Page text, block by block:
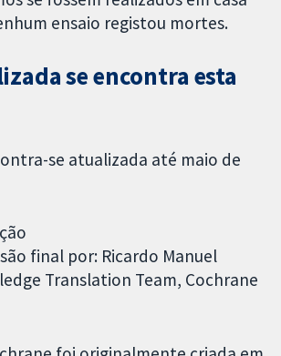
ensaio registou mortes.
se encontra esta
se atualizada até maio de
final por: Ricardo Manuel
Translation Team, Cochrane